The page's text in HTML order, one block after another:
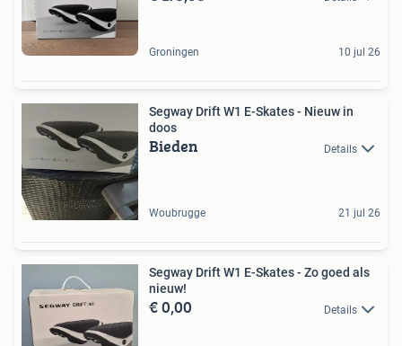
Groningen 10 jul 26
Segway Drift W1 E-Skates - Nieuw in
doos
Bieden Details
Woubrugge 21 jul 26
Segway Drift W1 E-Skates - Zo goed als
nieuw!
€ 0,00 Details